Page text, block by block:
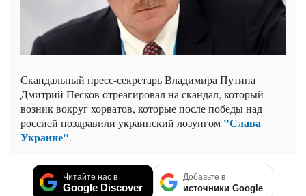
Скандальный пресс-секретарь Владимира Путина
Дмитрий Песков отреагировал на скандал, который
возник вокруг хорватов, которые после победы над
россией поздравили украинский лозунгом "Слава
Украине".
Читайте нас в
Google Discover
Добавьте в
источники Google